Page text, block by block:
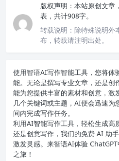
版权声明： 本站原创文章
表，共计908字。
转载说明： 除特殊说明外
布，转载请注明出处。
使用智语AI写作智能工具，您将体
能。无论是撰写专业文章，还是创
能为您提供丰富的素材和创意，激
几个关键词或主题，AI便会迅速
间内完成写作任务。
利用AI智能写作工具，轻松生成高
还是创意写作，我们的免费 AI 助
激发灵感。来智语AI体验
之旅！